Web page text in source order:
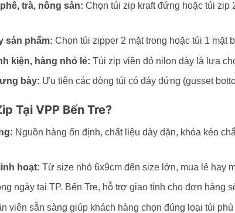
trà, nông sản: Chọn túi zip kraft đứng hoặc túi
sản phẩm: Chọn túi zipper 2 mặt trong hoặc túi 1 mặt
kiện, hàng nhỏ lẻ: Túi zip viền đỏ nilon dày là lựa
bày: Ưu tiên các dòng túi có đáy đứng (gusset
Tại VPP Bến Tre?
Nguồn hàng ổn định, chất liệu dày dặn, khóa kéo
hoạt: Từ size nhỏ 6x9cm đến size lớn, mua lẻ hay
ngày tại TP. Bến Tre, hỗ trợ giao tỉnh cho đơn hàng
viên sẵn sàng giúp khách hàng chọn đúng loại túi